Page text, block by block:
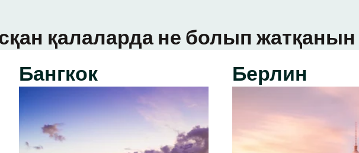
қалаларда не болып жатқанын
Бангкок
Берлин